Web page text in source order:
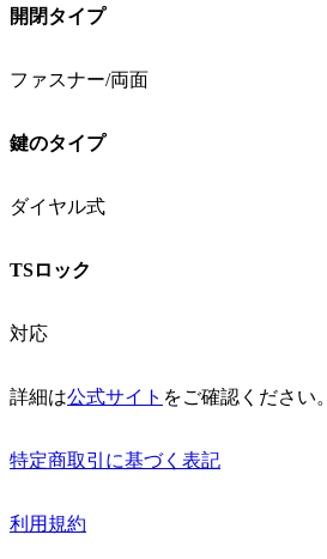
開閉タイプ
ファスナー/両面
鍵のタイプ
ダイヤル式
TSロック
対応
詳細は公式サイト をご確認ください。
特定商取引に基づく表記
利用規約